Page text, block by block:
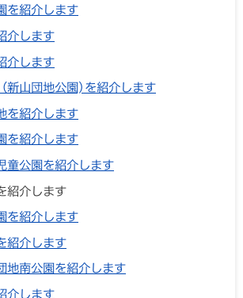
を紹介します
介します
介します
新山団地公園)を紹介します
を紹介します
を紹介します
童公園を紹介します
紹介します
を紹介します
紹介します
地南公園を紹介します
介します